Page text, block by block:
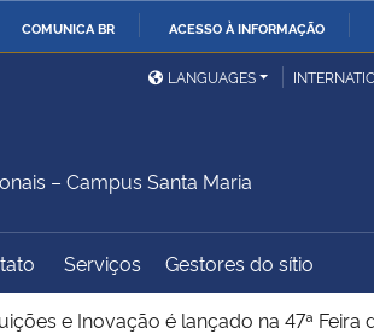
COMUNICA BR ACESSO À INFORMAÇÃO
Ministério das Relações
Exteriores
Controladoria-Geral da
União
LANGUAGES
– Campus Santa Maria
Serviços Gestores do sítio
e Inovação é lançado na 47ª Feira